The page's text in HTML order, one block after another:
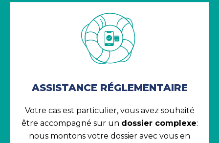
ASSISTANCE RÉGLEMENTAIRE
Votre cas est particulier, vous avez souhaité
être accompagné sur un dossier complexe:
nous montons votre dossier avec vous en